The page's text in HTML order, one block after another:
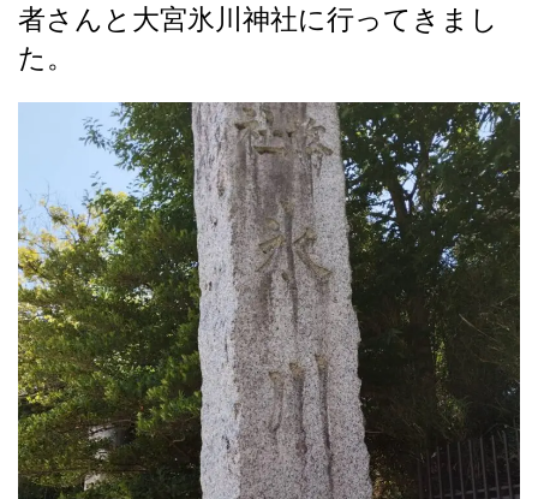
者さんと大宮氷川神社に行ってきまし
た。